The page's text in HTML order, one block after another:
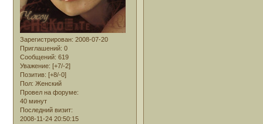
Зарегистрирован: 2008-07-20
Приглашений: 0
Сообщений: 619
Уважение: [+7/-2]
Позитив: [+8/-0]
Пол: Женский
Провел на форуме:
40 минут
Последний визит:
2008-11-24 20:50:15